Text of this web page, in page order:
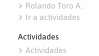
navigate_next Rolando Toro A.
navigate_next Ir a actividades
Actividades
navigate_next Actividades